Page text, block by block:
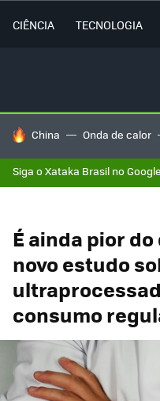
CIÊNCIA TECNOLOGIA
TENDÊNCIAS DO DIA
China Onda de calor
Siga o Xataka Brasil no
É ainda pior
novo estudo
consumo